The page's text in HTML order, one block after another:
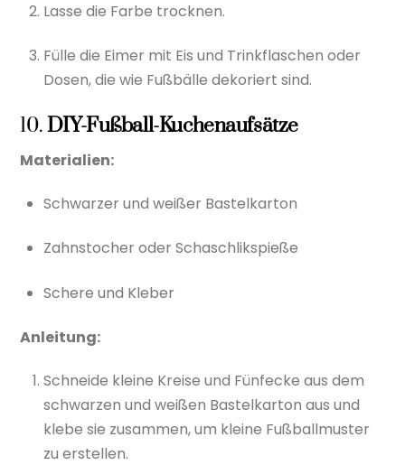
Lasse die Farbe trocknen.
Fülle die Eimer mit Eis und Trinkflaschen oder
Dosen, die wie Fußbälle dekoriert sind.
10.DIY-Fußball-Kuchenaufsätze
Materialien:
Schwarzer und weißer Bastelkarton
Zahnstocher oder Schaschlikspieße
Schere und Kleber
Anleitung:
Schneide kleine Kreise und Fünfecke aus dem
schwarzen und weißen Bastelkarton aus und
klebe sie zusammen, um kleine Fußballmuster
zu erstellen.